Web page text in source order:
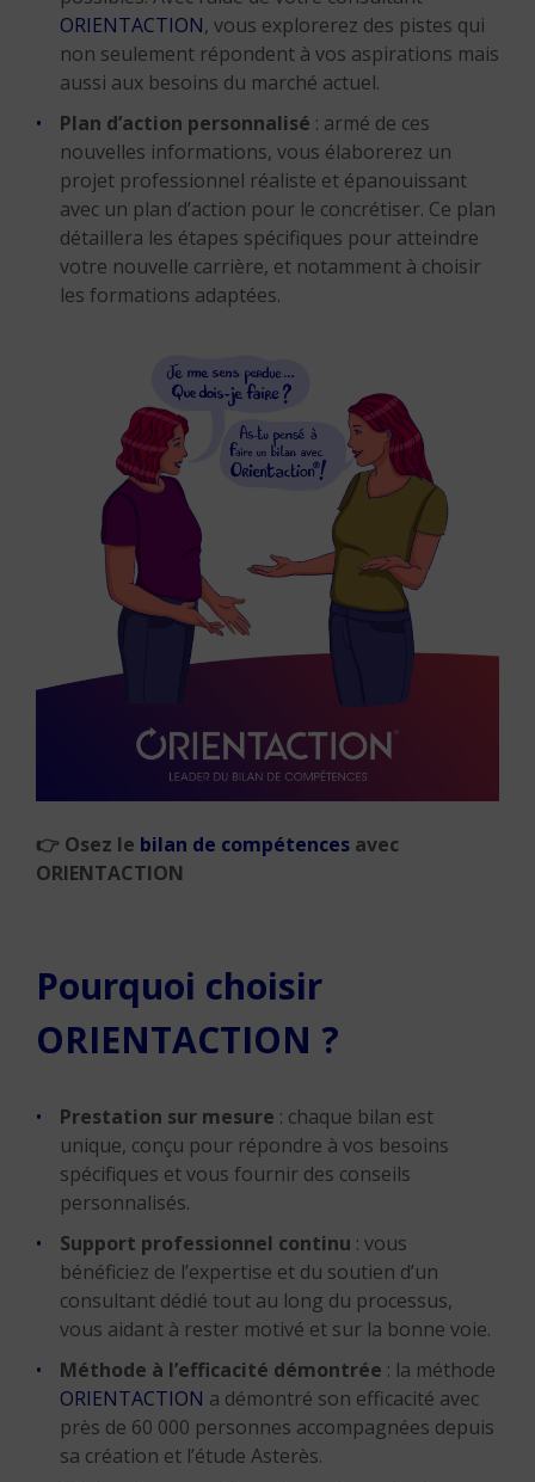
ORIENTACTION, vous explorerez des pistes qui
non seulement répondent à vos aspirations mais
aussi aux besoins du marché actuel.
Plan d’action personnalisé : armé de ces
nouvelles informations, vous élaborerez un
projet professionnel réaliste et épanouissant
avec un plan d’action pour le concrétiser. Ce plan
détaillera les étapes spécifiques pour atteindre
votre nouvelle carrière, et notamment à choisir
les formations adaptées.
👉 Osez le bilan de compétences avec
ORIENTACTION
Pourquoi choisir
ORIENTACTION ?
Prestation sur mesure : chaque bilan est
unique, conçu pour répondre à vos besoins
spécifiques et vous fournir des conseils
personnalisés.
Support professionnel continu : vous
bénéficiez de l’expertise et du soutien d’un
consultant dédié tout au long du processus,
vous aidant à rester motivé et sur la bonne voie.
Méthode à l’efficacité démontrée : la méthode
ORIENTACTION a démontré son efficacité avec
près de 60 000 personnes accompagnées depuis
sa création et l’étude Asterès.